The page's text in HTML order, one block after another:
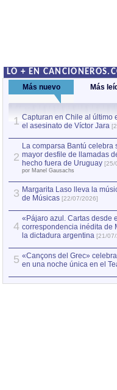
LO + EN
Más nuevo Más
1 Capturan en Chile al último
el asesinato de Víctor Jara
2
La comparsa Bantú celebra
mayor desfile de llamadas
hecho fuera de Uruguay [25/
por Manel Gausachs
3 Margarita Laso lleva la
de Músicas [22/07/2026]
4
«Pájaro azul. Cartas desde
correspondencia inédita de
la dictadura argentina [21/
5 «Cançons del Grec»
en una noche única en el